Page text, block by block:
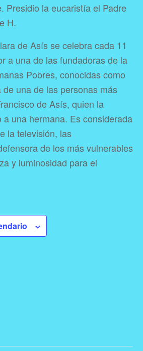
Presidio la eucaristía el Padre
H.
de Asís se celebra cada 11
a una de las fundadoras de la
Pobres, conocidas como
de una de las personas más
de Asís, quien la
una hermana. Es considerada
la televisión, las
de los más vulnerables
y luminosidad para el